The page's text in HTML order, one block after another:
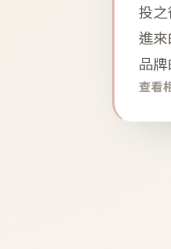
投
進
品
查看